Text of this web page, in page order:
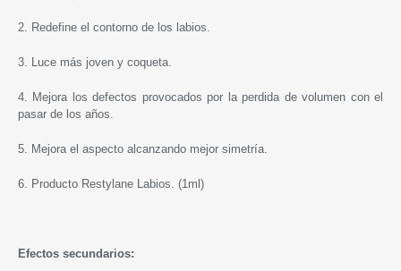
2. Redefine el contorno de los labios.
3. Luce más joven y coqueta.
4. Mejora los defectos provocados por la perdida de volumen con el
pasar de los años.
5. Mejora el aspecto alcanzando mejor simetría.
6. Producto Restylane Labios. (1ml)
Efectos secundarios: